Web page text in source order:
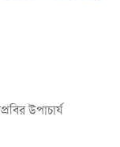
উপাচার্য